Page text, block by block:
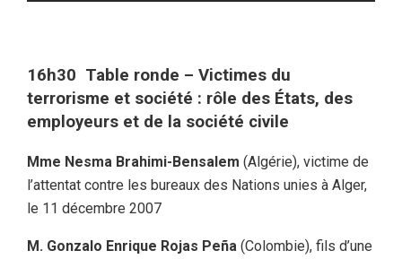
16h30 Table ronde – Victimes du
terrorisme et société : rôle des États, des
employeurs et de la société civile
Mme Nesma Brahimi-Bensalem (Algérie), victime de
l’attentat contre les bureaux des Nations unies à Alger,
le 11 décembre 2007
M. Gonzalo Enrique Rojas Peña (Colombie), fils d’une